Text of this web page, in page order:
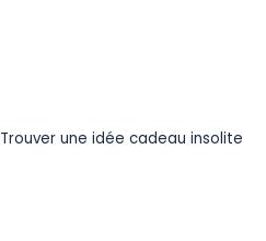
Trouver une idée cadeau insolite